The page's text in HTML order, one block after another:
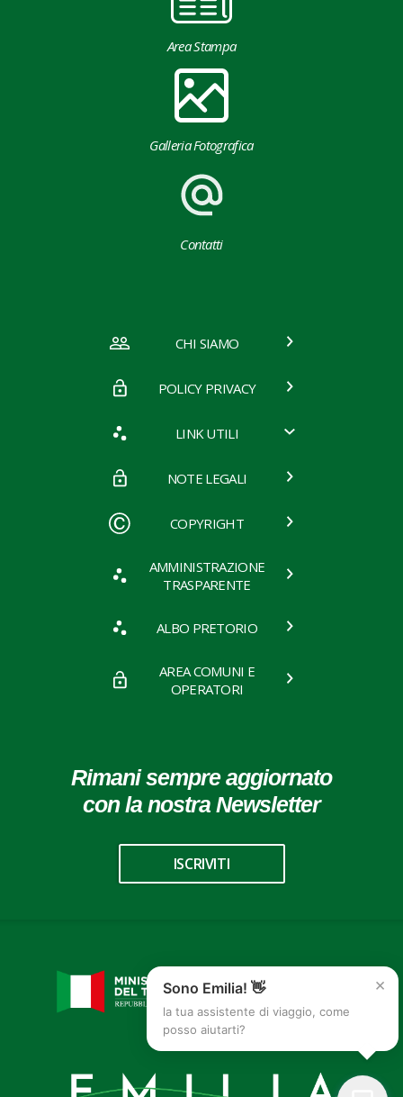
Area Stampa
Galleria Fotografica
Contatti
CHI SIAMO
POLICY PRIVACY
LINK UTILI
NOTE LEGALI
COPYRIGHT
AMMINISTRAZIONE
TRASPARENTE
ALBO PRETORIO
AREA COMUNI E
OPERATORI
Rimani sempre aggiornato
con la nostra Newsletter
ISCRIVITI
×
Sono Emilia! 👋
la tua assistente di viaggio, come
posso aiutarti?